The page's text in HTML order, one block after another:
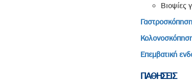
Βιοψίες
Γαστροσκόπηση
Επεμβατική
ΠΑΘΗΣΕΙΣ